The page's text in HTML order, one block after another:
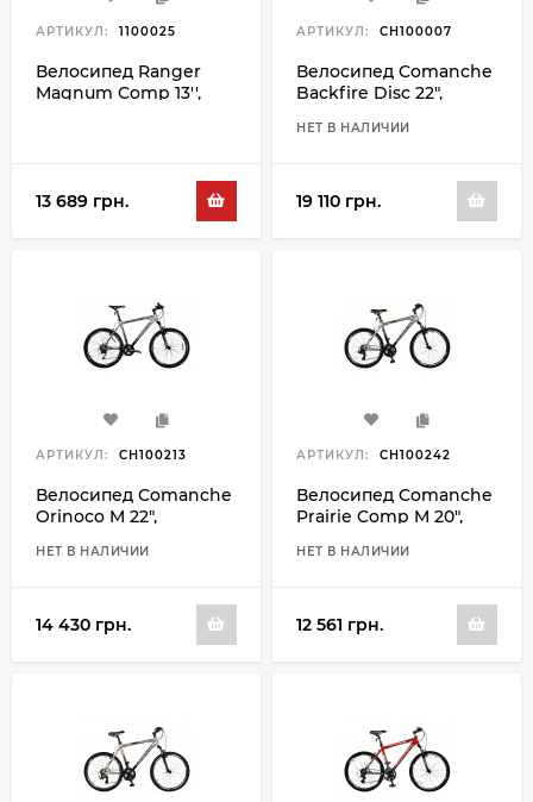
АРТИКУЛ: 1100025
Велосипед Ranger
Magnum Comp 13'',
13 689 грн.
АРТИКУЛ: CH100007
Велосипед Comanche
Backfire Disc 22",
НЕТ В НАЛИЧИИ
19 110 грн.
АРТИКУЛ: CH100213
Велосипед Comanche
Orinoco M 22",
НЕТ В НАЛИЧИИ
14 430 грн.
АРТИКУЛ: CH100242
Велосипед Comanche
Prairie Comp M 20",
зеленый
НЕТ В НАЛИЧИИ
12 561 грн.